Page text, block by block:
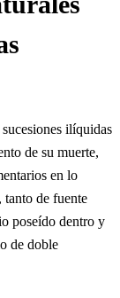
ilíquidas
de su muerte,
en lo
, tanto de fuente
poseído dentro y
de doble